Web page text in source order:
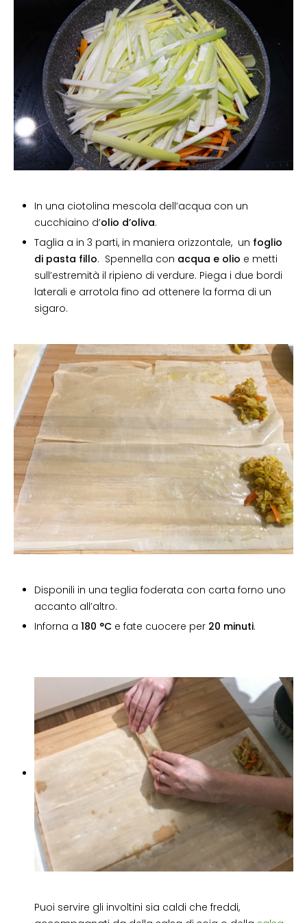
In una ciotolina mescola dell’acqua con un
cucchiaino d’olio d’oliva.
Taglia a in 3 parti, in maniera orizzontale, un foglio
di pasta fillo. Spennella con acqua e olio e metti
sull’estremità il ripieno di verdure. Piega i due bordi
laterali e arrotola fino ad ottenere la forma di un
sigaro.
Disponili in una teglia foderata con carta forno uno
accanto all’altro.
Inforna a 180 °C e fate cuocere per 20 minuti.
Puoi servire gli involtini sia caldi che freddi,